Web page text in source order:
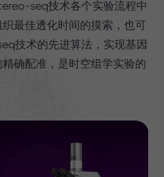
seq技术各个实验流程中
最佳透化时间的摸索，也可
技术的先进算法，实现基因
确配准，是时空组学实验的